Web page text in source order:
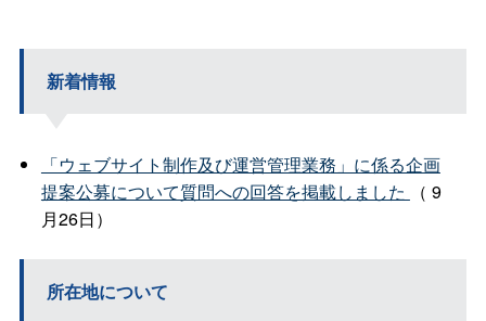
新着情報
「ウェブサイト制作及び運営管理業務」に係る企画
提案公募について質問への回答を掲載しました
（ 9
月26日）
所在地について